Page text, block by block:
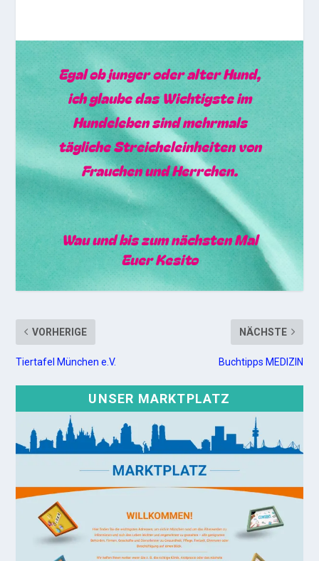
Egal ob junger oder alter Hund,
ich glaube das Wichtigste im
Hundeleben sind mehrmals
tägliche Streicheleinheiten von
Frauchen und Herrchen.
Wau und bis zum nächsten Mal
Euer Kesito
VORHERIGE
Tiertafel München e.V.
NÄCHSTE
Buchtipps MEDIZIN
UNSER MARKTPLATZ